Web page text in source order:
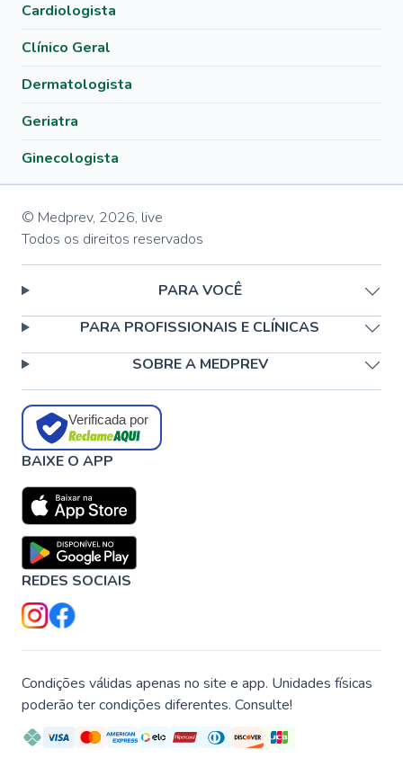
Cardiologista
Clínico Geral
Dermatologista
Geriatra
Ginecologista
© Medprev, 2026, live
Todos os direitos reservados
PARA VOCÊ
PARA PROFISSIONAIS E CLÍNICAS
SOBRE A MEDPREV
Verificada por
BAIXE O APP
REDES SOCIAIS
Condições válidas apenas no site e app. Unidades físicas
poderão ter condições diferentes. Consulte!